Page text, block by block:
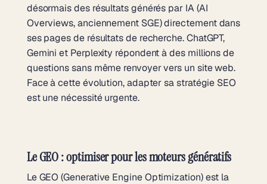
désormais des résultats générés par IA (AI
Overviews, anciennement SGE) directement dans
ses pages de résultats de recherche. ChatGPT,
Gemini et Perplexity répondent à des millions de
questions sans même renvoyer vers un site web.
Face à cette évolution, adapter sa stratégie SEO
est une nécessité urgente.
Le GEO : optimiser pour les moteurs génératifs
Le GEO (Generative Engine Optimization) est la